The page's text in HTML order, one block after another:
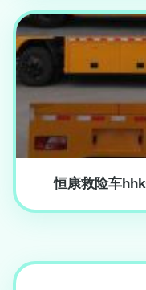
恒康救险车